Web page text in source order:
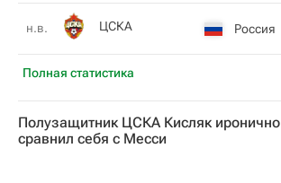
Полная статистика
н.в. ЦСКА Россия
Полузащитник ЦСКА Кисляк иронично
сравнил себя с Месси